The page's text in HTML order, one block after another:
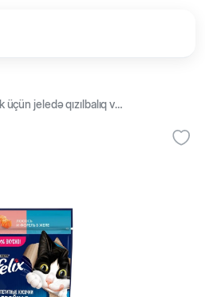
Purina Felix İkiqat ləzzət, Pişik üçün jeledə qızılbalıq və alabalıq ilə nəm yem, 75 qr